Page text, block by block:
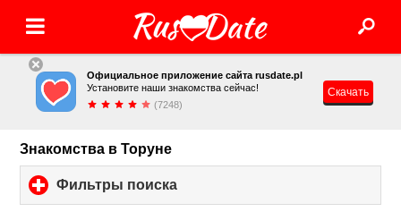
Официальное приложение сайта rusdate.pl
Установите наши знакомства сейчас!
(7248)
Скачать
Знакомства в Торуне
Фильтры поиска
to